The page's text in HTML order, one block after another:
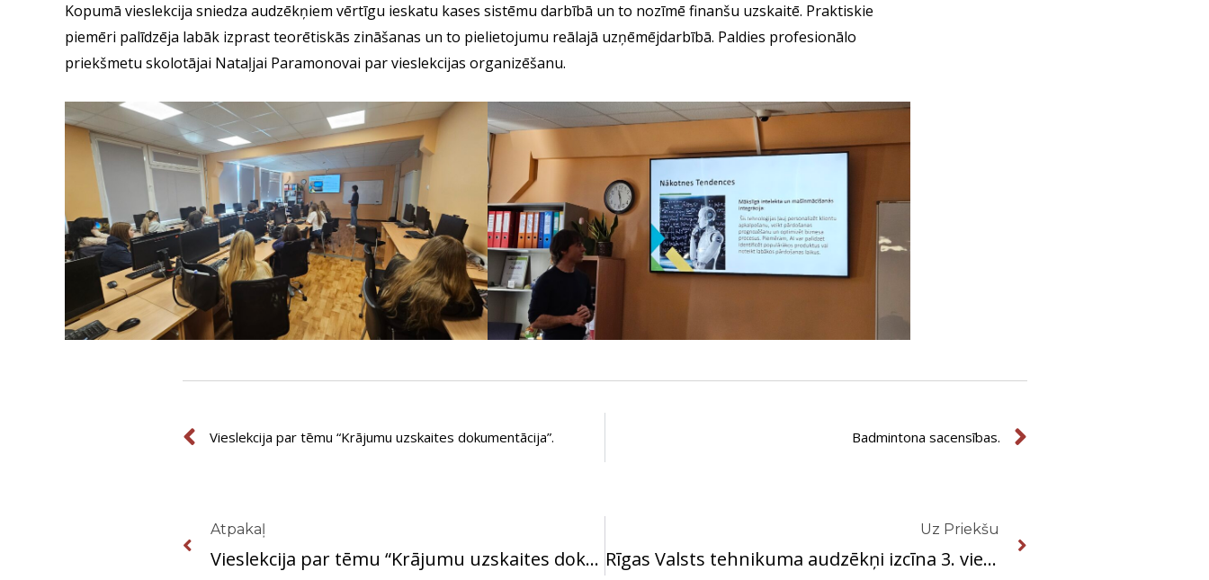
Kopumā vieslekcija sniedza audzēkņiem vērtīgu ieskatu kases sistēmu darbībā un to nozīmē finanšu uzskaitē. Praktiskie
piemēri palīdzēja labāk izprast teorētiskās zināšanas un to pielietojumu reālajā uzņēmējdarbībā. Paldies profesionālo
priekšmetu skolotājai Nataļjai Paramonovai par vieslekcijas organizēšanu.
Prev
Vieslekcija par tēmu “Krājumu uzskaites dokumentācija”. Badmintona sacensības. Next
Atpakaļ
Vieslekcija par tēmu “Krājumu uzskaites dokumentācija”.
Uz Priekšu
Rīgas Valsts tehnikuma audzēkņi izcīna 3. vietu valsts mēroga uzņēmējdarbības konkursā “Bizness24h”.